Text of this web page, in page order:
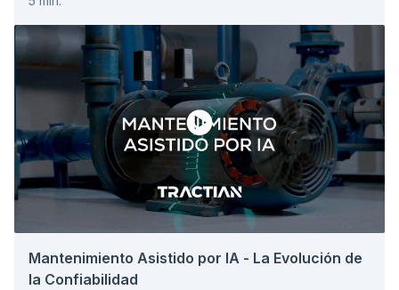
Mantenimiento Asistido por IA - La Evolución de
la Confiabilidad